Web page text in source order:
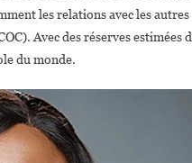
les relations avec les
Avec des réserves estimées
du monde.